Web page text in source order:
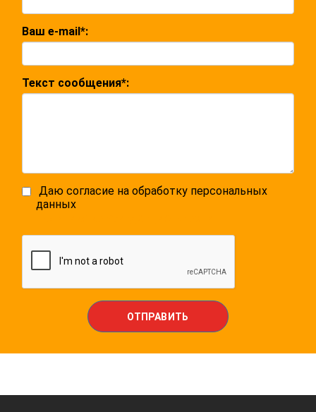
Ваш e-mail*:
Текст сообщения*:
Даю согласие на обработку персональных
данных
ОТПРАВИТЬ